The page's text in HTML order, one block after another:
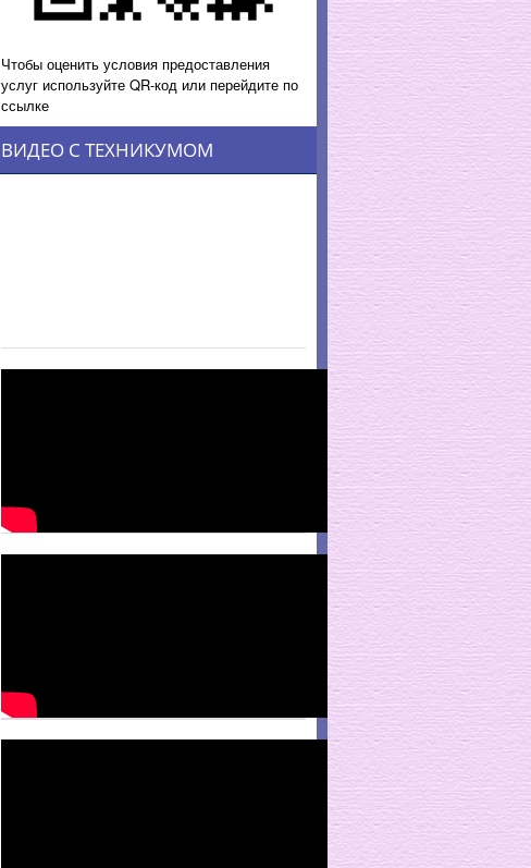
Чтобы оценить условия предоставления
услуг используйте QR-код или перейдите по
ссылке
ВИДЕО С ТЕХНИКУМОМ